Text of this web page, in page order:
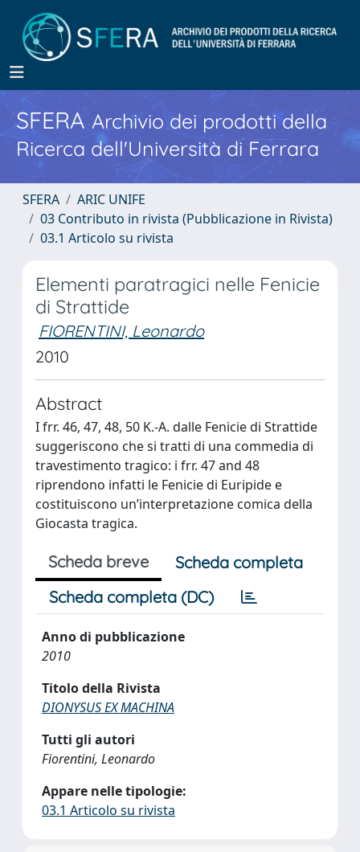
SFERA Archivio dei prodotti della
Ricerca dell'Università di Ferrara
SFERA
ARIC UNIFE
03 Contributo in rivista (Pubblicazione in Rivista)
03.1 Articolo su rivista
Elementi paratragici nelle Fenicie
di Strattide
FIORENTINI, Leonardo
2010
Abstract
I frr. 46, 47, 48, 50 K.-A. dalle Fenicie di Strattide
suggeriscono che si tratti di una commedia di
travestimento tragico: i frr. 47 and 48
riprendono infatti le Fenicie di Euripide e
costituiscono un’interpretazione comica della
Giocasta tragica.
Scheda breve
Scheda completa
Scheda completa (DC)
Anno di pubblicazione
2010
Titolo della Rivista
DIONYSUS EX MACHINA
Tutti gli autori
Fiorentini, Leonardo
Appare nelle tipologie:
03.1 Articolo su rivista